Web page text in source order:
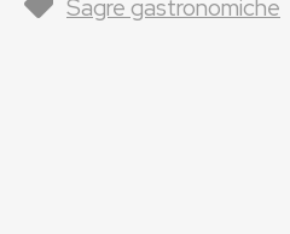
Sagre gastronomiche